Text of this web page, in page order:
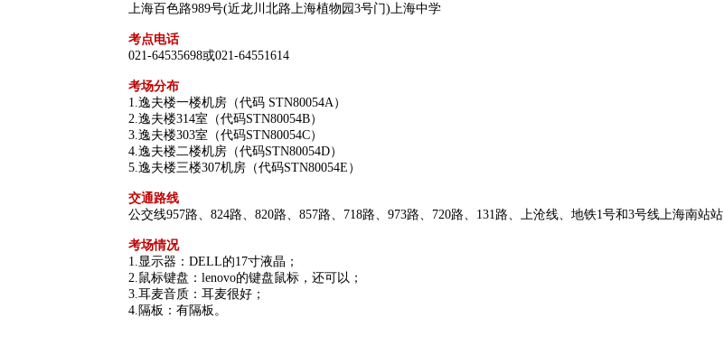
上海百色路989号(近龙川北路上海植物园3号门)上海中学
考点电话
021-64535698或021-64551614
考场分布
1.逸夫楼一楼机房（代码 STN80054A）
2.逸夫楼314室（代码STN80054B）
3.逸夫楼303室（代码STN80054C）
4.逸夫楼二楼机房（代码STN80054D）
5.逸夫楼三楼307机房（代码STN80054E）
交通路线
公交线957路、824路、820路、857路、718路、973路、720路、131路、上沧线、地铁1号和3号线上海南站站
考场情况
1.显示器：DELL的17寸液晶；
2.鼠标键盘：lenovo的键盘鼠标，还可以；
3.耳麦音质：耳麦很好；
4.隔板：有隔板。